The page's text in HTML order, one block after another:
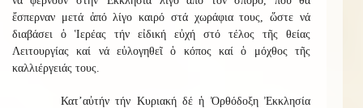
ἔσπερναν μετά ἀπό λίγο καιρό στά χωράφια τους, ὥστε νά
διαβάσει ὁ Ἱερέας τήν εἰδική εὐχή στό τέλος τῆς θείας
Λειτουργίας καί νά εὐλογηθεῖ ὁ κόπος καί ὁ μόχθος τῆς
καλλιέργειάς τους.
Κατ’αὐτήν τήν Κυριακή δέ ἡ Ὀρθόδοξη Ἐκκλησία